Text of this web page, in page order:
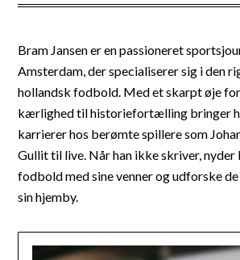
Bram Jansen er en passioneret
Amsterdam, der specialiserer sig i den
hollandsk fodbold. Med et skarpt øje
kærlighed til historiefortælling bringer
karrierer hos berømte spillere som
Gullit til live. Når han ikke skriver, nyder
fodbold med sine venner og udforske
sin hjemby.